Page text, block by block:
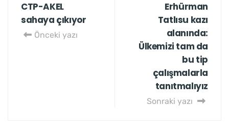
CTP-AKEL
sahaya çıkıyor
Önceki yazı
Erhürman
Tatlısu kazı
alanında:
Ülkemizi tam da
bu tip
çalışmalarla
tanıtmalıyız
Sonraki yazı